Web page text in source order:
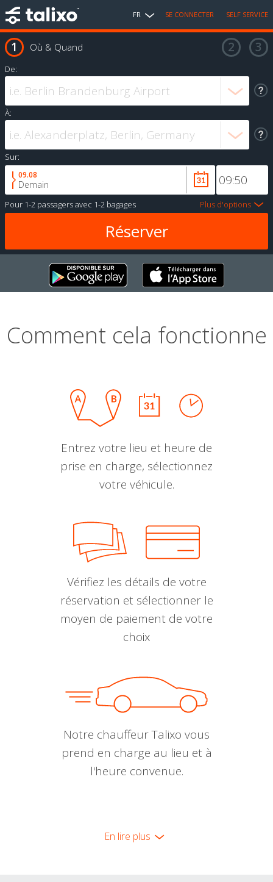
FR SE CONNECTER SELF SERVICE
Où & Quand
De:
À:
Sur:
09.08
Demain
Pour 1-2 passagersavec 1-2 bagages Plus d'options
Comment cela fonctionne
Entrez votre lieu et heure de
prise en charge, sélectionnez
votre véhicule.
Vérifiez les détails de votre
réservation et sélectionner le
moyen de paiement de votre
choix
Notre chauffeur Talixo vous
prend en charge au lieu et à
l'heure convenue.
En lire plus